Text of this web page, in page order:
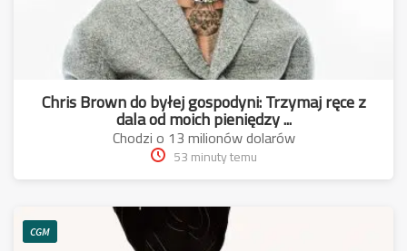
Chris Brown do byłej gospodyni: Trzymaj ręce z
dala od moich pieniędzy ...
Chodzi o 13 milionów dolarów
53 minuty temu
CGM